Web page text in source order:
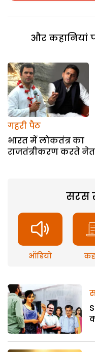
और कहानियां
गहरी पैठ
भारत में लोकतंत्र का
राजतंत्रीकरण करते
सरस
ऑडियो